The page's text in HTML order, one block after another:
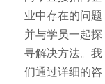
业中存在的问题
并与学员一起探
寻解决方法。我
们通过详细的咨